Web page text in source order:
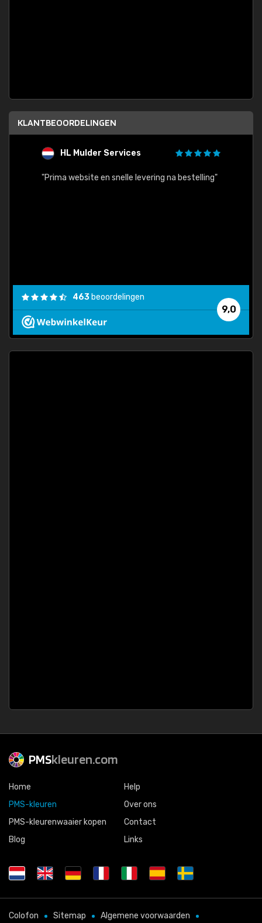
KLANTBEOORDELINGEN
HL Mulder Services
"Prima website en snelle levering na bestelling"
9,0
463 beoordelingen
PMSkleuren.com
Home
PMS-kleuren
PMS-kleurenwaaier kopen
Blog
Help
Over ons
Contact
Links
Colofon Sitemap Algemene voorwaarden